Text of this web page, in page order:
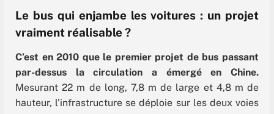
Le bus qui enjambe les voitures : un projet
vraiment réalisable ?
C’est en 2010 que le premier projet de bus passant
par-dessus la circulation a émergé en Chine.
Mesurant 22 m de long, 7,8 m de large et 4,8 m de
hauteur, l’infrastructure se déploie sur les deux voies